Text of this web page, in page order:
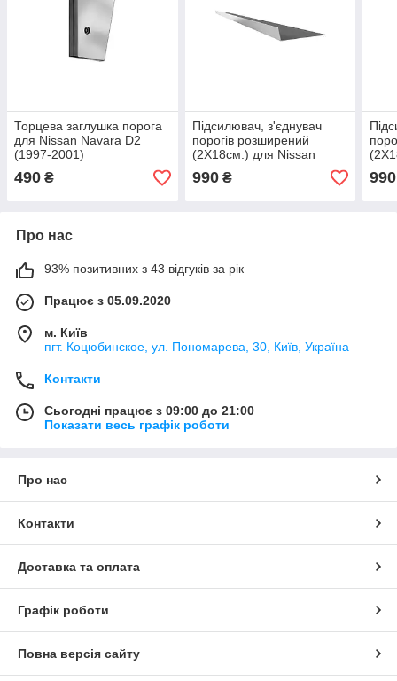
Торцева заглушка порога
для Nissan Navara D2
(1997-2001)
490 ₴
Підсилювач, з'єднувач
порогів розширений
(2Х18см.) для Nissan
Navara D2 (1997-2001)
990₴ 990
Про нас
93% позитивних з 43 відгуків за рік
Працює з 05.09.2020
м. Київ
пгт. Коцюбинское, ул. Пономарева, 30, Київ, Україна
Контакти
Сьогодні працює з 09:00 до 21:00
Показати весь графік роботи
Про нас
Контакти
Доставка та оплата
Графік роботи
Повна версія сайту